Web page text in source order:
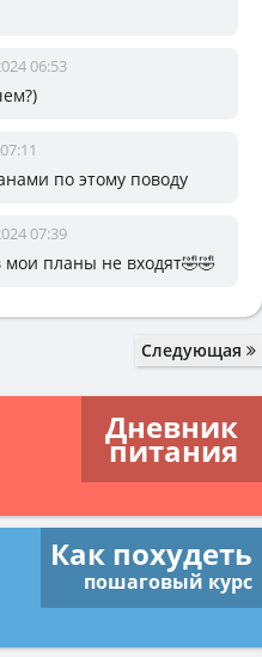
06:53
по этому поводу
07:39
планы не входят🤣🤣
Следующая
Дневник
питания
Как похудеть
пошаговый курс